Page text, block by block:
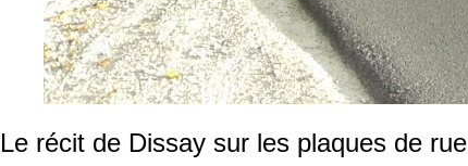
Le récit de Dissay sur les plaques de rue